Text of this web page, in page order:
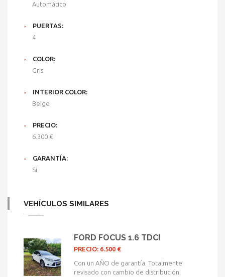
Automático
PUERTAS:
4
COLOR:
Gris
INTERIOR COLOR:
Beige
PRECIO:
6.300 €
GARANTÍA:
Si
VEHÍCULOS SIMILARES
FORD FOCUS 1.6 TDCI
PRECIO: 6.500 €
Con un AÑO de garantía. Totalmente
revisado con cambio de distribución,